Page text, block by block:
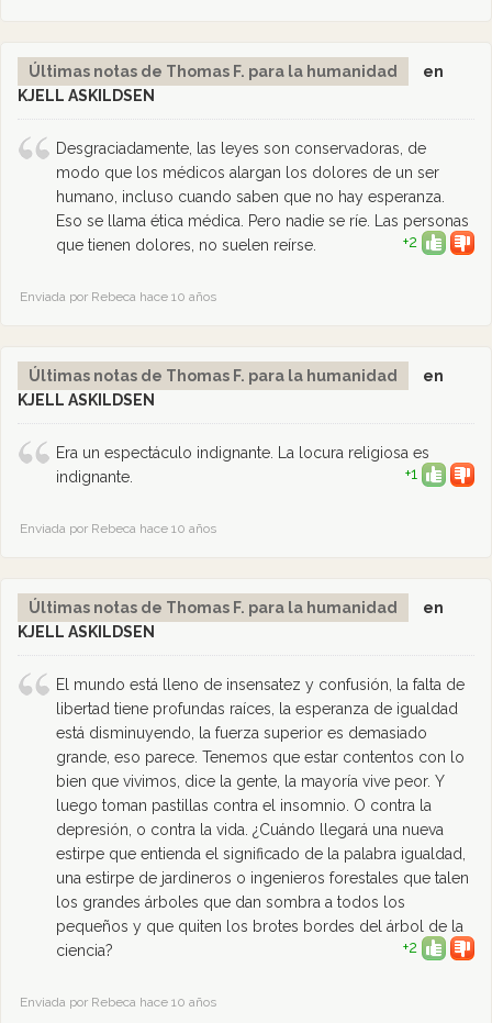
Últimas notas de Thomas F. para la humanidad
en
KJELL ASKILDSEN
Desgraciadamente, las leyes son conservadoras, de
modo que los médicos alargan los dolores de un ser
humano, incluso cuando saben que no hay esperanza.
Eso se llama ética médica. Pero nadie se ríe. Las personas
que tienen dolores, no suelen reírse.
+2
Enviada por Rebeca hace 10 años
Últimas notas de Thomas F. para la humanidad
en
KJELL ASKILDSEN
Era un espectáculo indignante. La locura religiosa es
indignante.
+1
Enviada por Rebeca hace 10 años
Últimas notas de Thomas F. para la humanidad
en
KJELL ASKILDSEN
El mundo está lleno de insensatez y confusión, la falta de
libertad tiene profundas raíces, la esperanza de igualdad
está disminuyendo, la fuerza superior es demasiado
grande, eso parece. Tenemos que estar contentos con lo
bien que vivimos, dice la gente, la mayoría vive peor. Y
luego toman pastillas contra el insomnio. O contra la
depresión, o contra la vida. ¿Cuándo llegará una nueva
estirpe que entienda el significado de la palabra igualdad,
una estirpe de jardineros o ingenieros forestales que talen
los grandes árboles que dan sombra a todos los
pequeños y que quiten los brotes bordes del árbol de la
ciencia?
+2
Enviada por Rebeca hace 10 años